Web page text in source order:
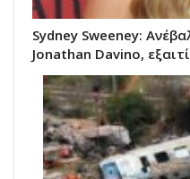
Sydney Sweeney:
Jonathan Davino,